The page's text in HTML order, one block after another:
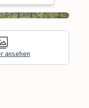
Gast
ansehen